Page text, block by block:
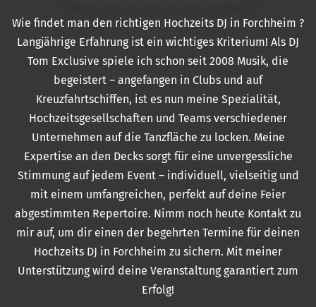
Wie findet man den richtigen Hochzeits DJ in Forchheim ?
Langjährige Erfahrung ist ein wichtiges Kriterium! Als DJ
Tom Exclusive spiele ich schon seit 2008 Musik, die
begeistert – angefangen in Clubs und auf
Kreuzfahrtschiffen, ist es nun meine Spezialität,
Hochzeitsgesellschaften und Teams verschiedener
Unternehmen auf die Tanzfläche zu locken. Meine
Expertise an den Decks sorgt für eine unvergessliche
Stimmung auf jedem Event – individuell, vielseitig und
mit einem umfangreichen, perfekt auf deine Feier
abgestimmten Repertoire. Nimm noch heute Kontakt zu
mir auf, um dir einen der begehrten Termine für deinen
Hochzeits DJ in Forchheim zu sichern. Mit meiner
Unterstützung wird deine Veranstaltung garantiert zum
Erfolg!